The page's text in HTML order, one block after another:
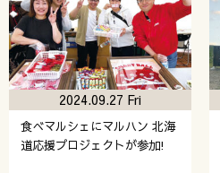
食べマルシェにマルハン 北海
道応援プロジェクトが参加!
2024.09.27 Fri